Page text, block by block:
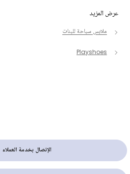
عرض المزيد
ملابس سباحة للبنات
Playshoes
الإتصال بخدمة العملاء